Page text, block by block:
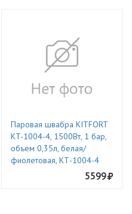
Паровая швабра KITFORT
KT-1004-4, 1500Вт, 1 бар,
объем 0,35л, белая/
фиолетовая, КТ-1004-4
5599